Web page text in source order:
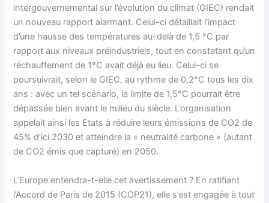
intergouvernemental sur l’évolution du climat (GIEC) rendait
un nouveau rapport alarmant. Celui-ci détaillait l’impact
d’une hausse des températures au-delà de 1,5 °C par
rapport aux niveaux préindustriels, tout en constatant qu’un
réchauffement de 1°C avait déjà eu lieu. Celui-ci se
poursuivrait, selon le GIEC, au rythme de 0,2°C tous les dix
ans : avec un tel scénario, la limite de 1,5°C pourrait être
dépassée bien avant le milieu du siècle. L’organisation
appelait ainsi les Etats à réduire leurs émissions de CO2 de
45% d’ici 2030 et atteindre la « neutralité carbone » (autant
de CO2 émis que capturé) en 2050.
L’Europe entendra-t-elle cet avertissement ? En ratifiant
l’Accord de Paris de 2015 (COP21), elle s’est engagée à tout